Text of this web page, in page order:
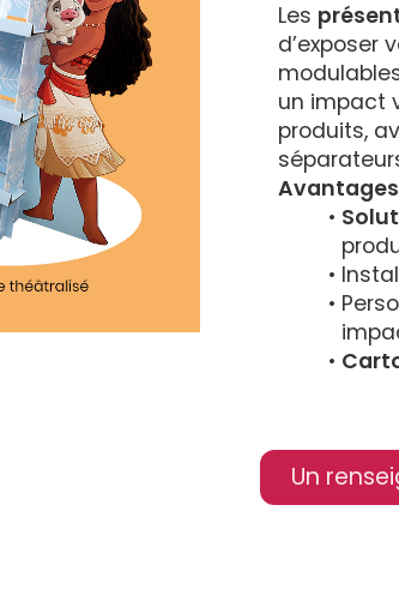
Les
d’exposer
un impact
produits,
Un